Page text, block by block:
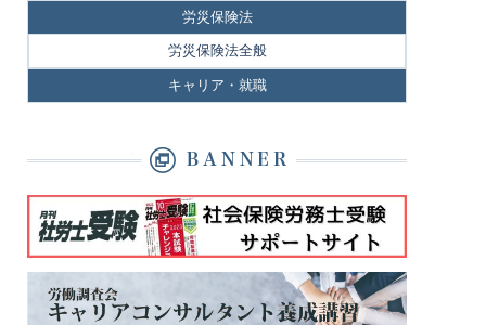
労災保険法
労災保険法全般
キャリア・就職